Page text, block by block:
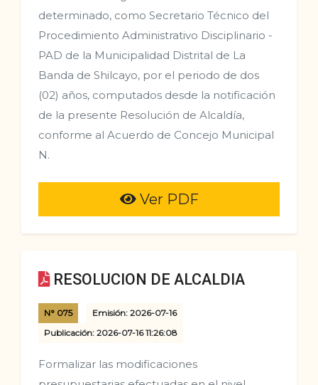
determinado, como Secretario Técnico del
Procedimiento Administrativo Disciplinario -
PAD de la Municipalidad Distrital de La
Banda de Shilcayo, por el periodo de dos
(02) años, computados desde la notificación
de la presente Resolución de Alcaldía,
conforme al Acuerdo de Concejo Municipal
N.
Ver PDF
RESOLUCION DE ALCALDIA
N° 075
Emisión: 2026-07-16
Publicación: 2026-07-16 11:26:08
Formalizar las modificaciones